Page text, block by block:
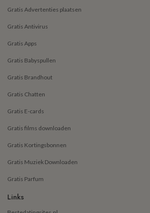
Gratis Advertenties plaatsen
Gratis Antivirus
Gratis Apps
Gratis Babyspullen
Gratis Brandhout
Gratis Chatten
Gratis E-cards
Gratis films downloaden
Gratis Kortingsbonnen
Gratis Muziek Downloaden
Gratis Parfum
Links